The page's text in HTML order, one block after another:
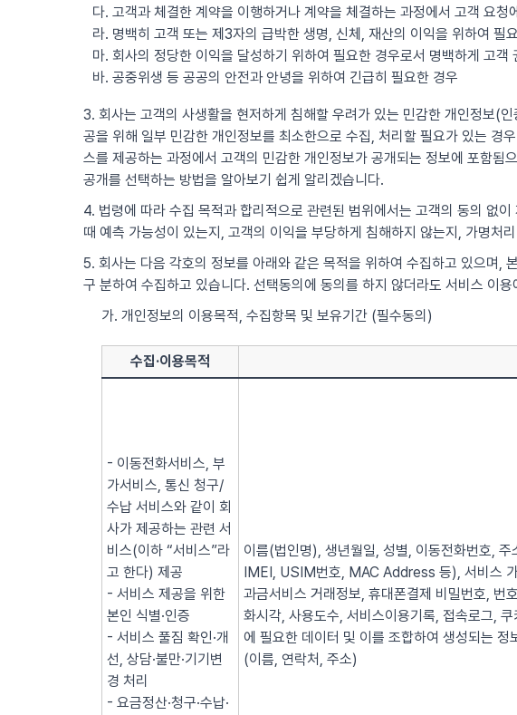
다. 고객과 체결한 계약을 이행하거나 계약을 체결하는 과정에서 고객 요
라. 명백히 고객 또는 제3자의 급박한 생명, 신체, 재산의 이익을 위하여 필
마. 회사의 정당한 이익을 달성하기 위하여 필요한 경우로서 명백하게 고객
바. 공중위생 등 공공의 안전과 안녕을 위하여 긴급히 필요한 경우
3. 회사는 고객의 사생활을 현저하게 침해할 우려가 있는 민감한 개인정보(
공을 위해 일부 민감한 개인정보를 최소한으로 수집, 처리할 필요가 있는 경
스를 제공하는 과정에서 고객의 민감한 개인정보가 공개되는 정보에 포함됨
공개를 선택하는 방법을 알아보기 쉽게 알리겠습니다.
4. 법령에 따라 수집 목적과 합리적으로 관련된 범위에서는 고객의 동의 없
때 예측 가능성이 있는지, 고객의 이익을 부당하게 침해하지 않는지, 가명처
5. 회사는 다음 각호의 정보를 아래와 같은 목적을 위하여 수집하고 있으며,
구 분하여 수집하고 있습니다. 선택동의에 동의를 하지 않더라도 서비스 이
가. 개인정보의 이용목적, 수집항목 및 보유기간 (필수동의)
수집·이용목적
- 이동전화서비스, 부
가서비스, 통신 청구/
수납 서비스와 같이 회
사가 제공하는 관련 서
비스(이하 “서비스”라
고 한다) 제공
- 서비스 제공을 위한
본인 식별·인증
- 서비스 풀짐 확인·개
선, 상담·불만·기기변
경 처리
- 요금정산·청구·수납·
이름(법인명), 생년월일, 성별, 이동전화번호,
IMEI, USIM번호, MAC Address 등), 서비스 가
과금서비스 거래정보, 휴대폰결제 비밀번호, 번
화시각, 사용도수, 서비스이용기록, 접속로그,
에 필요한 데이터 및 이를 조합하여 생성되는
(이름, 연락처, 주소)